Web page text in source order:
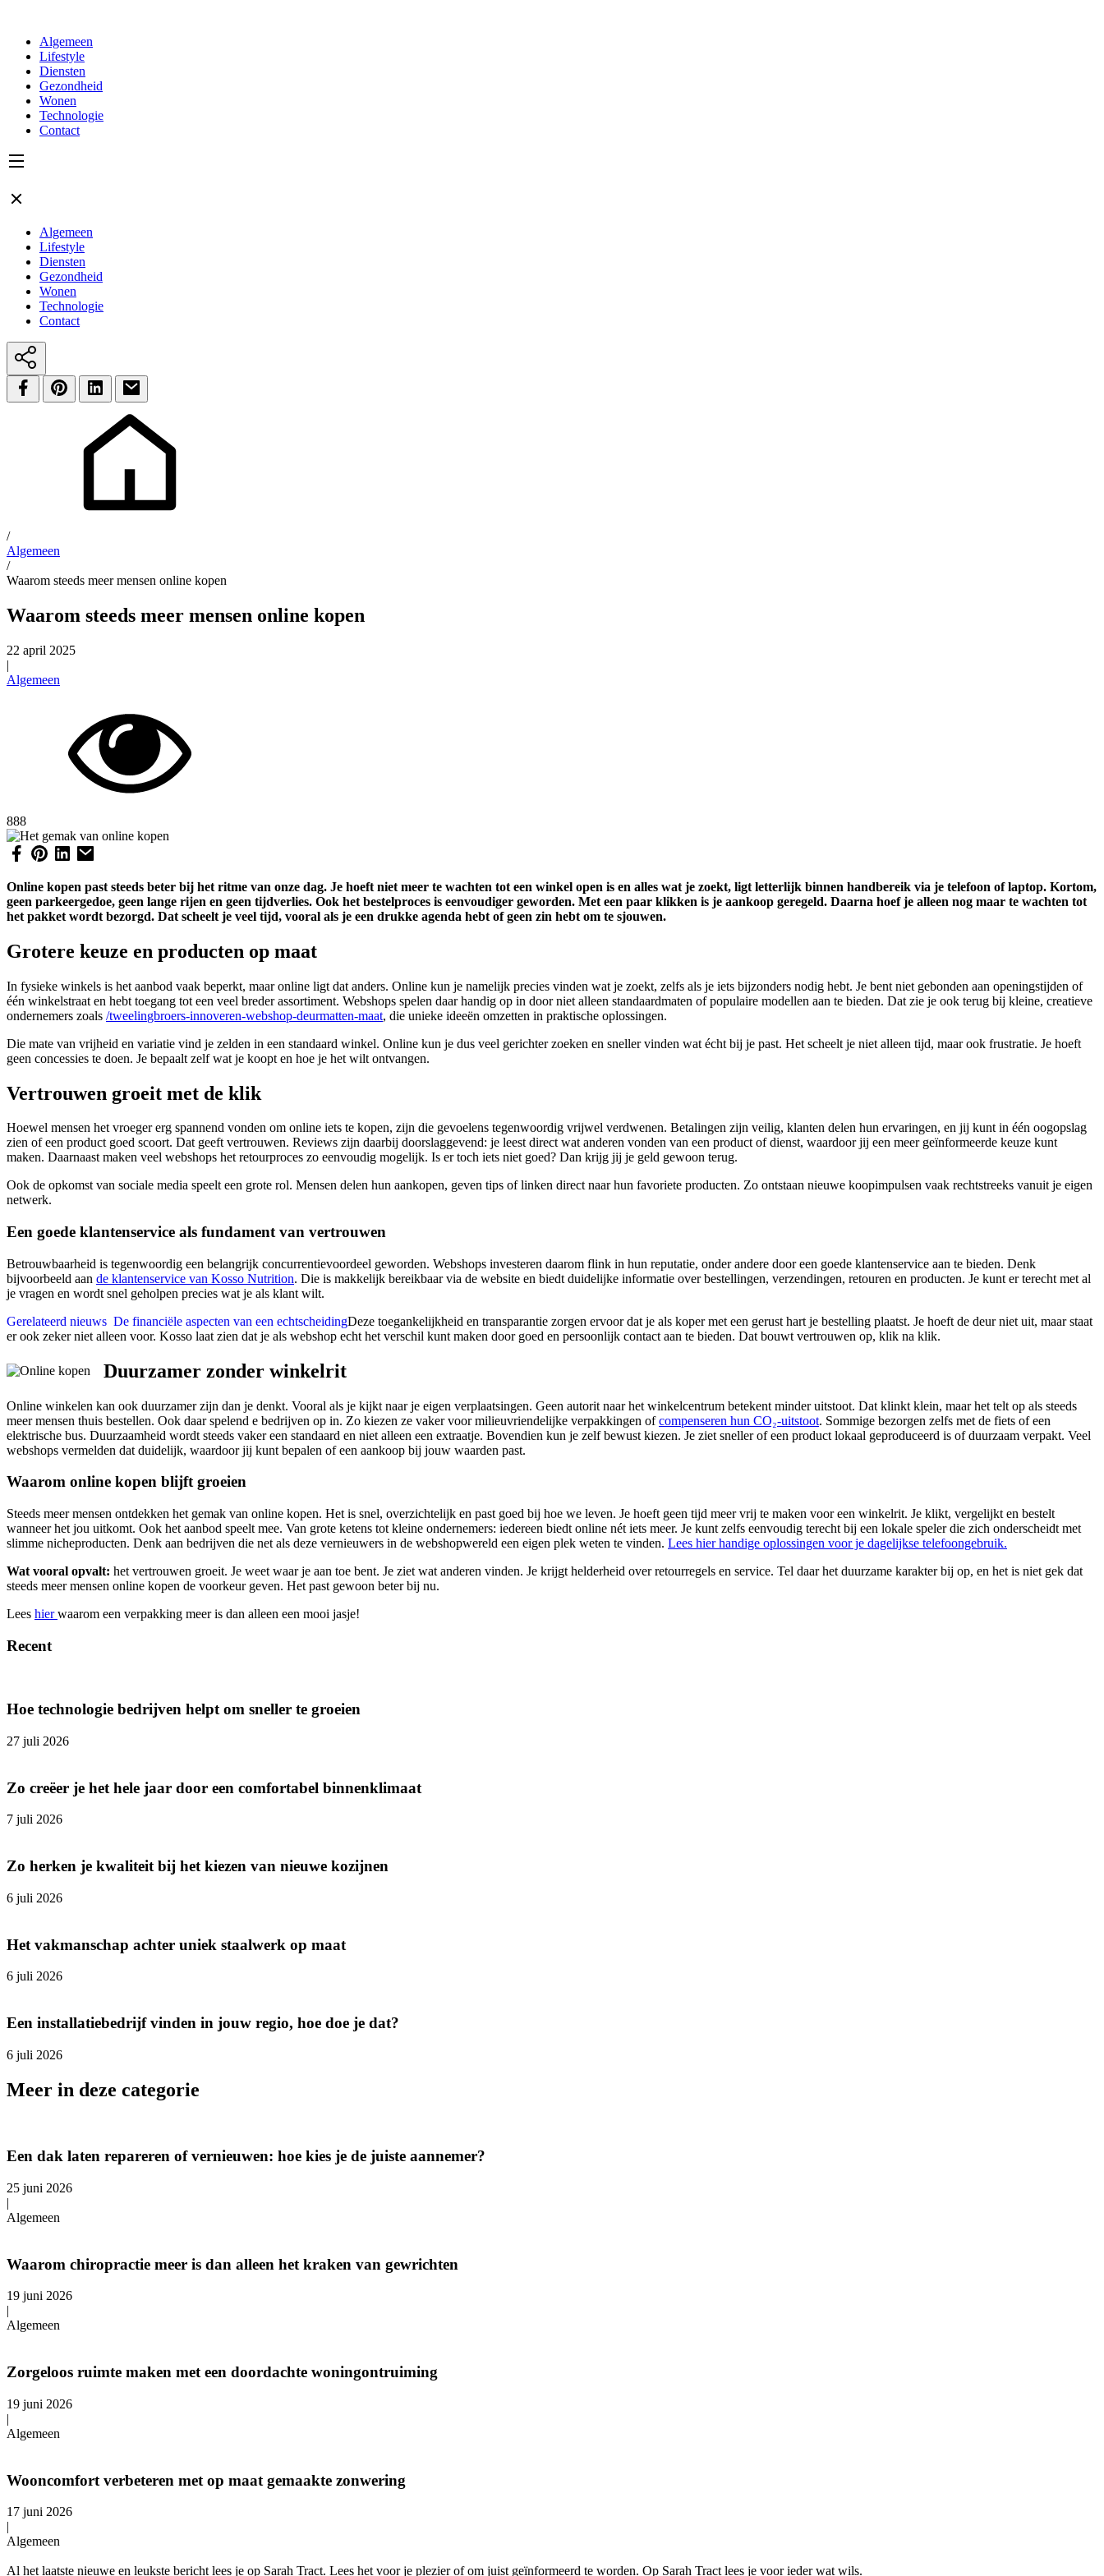
Algemeen
Lifestyle
Diensten
Gezondheid
Wonen
Technologie
Contact
Algemeen
Lifestyle
Diensten
Gezondheid
Wonen
Technologie
Contact
/
Algemeen
/
Waarom steeds meer mensen online kopen
Waarom steeds meer mensen online kopen
22 april 2025
|
Algemeen
888
Online kopen past steeds beter bij het ritme van onze dag. Je hoeft niet meer te wachten tot een winkel open is en alles wat je zoekt, ligt letterlijk binnen handbereik via je telefoon of laptop. Kortom,
geen parkeergedoe, geen lange rijen en geen tijdverlies. Ook het bestelproces is eenvoudiger geworden. Met een paar klikken is je aankoop geregeld. Daarna hoef je alleen nog maar te wachten tot
het pakket wordt bezorgd. Dat scheelt je veel tijd, vooral als je een drukke agenda hebt of geen zin hebt om te sjouwen.
Grotere keuze en producten op maat
In fysieke winkels is het aanbod vaak beperkt, maar online ligt dat anders. Online kun je namelijk precies vinden wat je zoekt, zelfs als je iets bijzonders nodig hebt. Je bent niet gebonden aan openingstijden of
één winkelstraat en hebt toegang tot een veel breder assortiment. Webshops spelen daar handig op in door niet alleen standaardmaten of populaire modellen aan te bieden. Dat zie je ook terug bij kleine, creatieve
ondernemers zoals /tweelingbroers-innoveren-webshop-deurmatten-maat, die unieke ideeën omzetten in praktische oplossingen.
Die mate van vrijheid en variatie vind je zelden in een standaard winkel. Online kun je dus veel gerichter zoeken en sneller vinden wat écht bij je past. Het scheelt je niet alleen tijd, maar ook frustratie. Je hoeft
geen concessies te doen. Je bepaalt zelf wat je koopt en hoe je het wilt ontvangen.
Vertrouwen groeit met de klik
Hoewel mensen het vroeger erg spannend vonden om online iets te kopen, zijn die gevoelens tegenwoordig vrijwel verdwenen. Betalingen zijn veilig, klanten delen hun ervaringen, en jij kunt in één oogopslag
zien of een product goed scoort. Dat geeft vertrouwen. Reviews zijn daarbij doorslaggevend: je leest direct wat anderen vonden van een product of dienst, waardoor jij een meer geïnformeerde keuze kunt
maken. Daarnaast maken veel webshops het retourproces zo eenvoudig mogelijk. Is er toch iets niet goed? Dan krijg jij je geld gewoon terug.
Ook de opkomst van sociale media speelt een grote rol. Mensen delen hun aankopen, geven tips of linken direct naar hun favoriete producten. Zo ontstaan nieuwe koopimpulsen vaak rechtstreeks vanuit je eigen
netwerk.
Een goede klantenservice als fundament van vertrouwen
Betrouwbaarheid is tegenwoordig een belangrijk concurrentievoordeel geworden. Webshops investeren daarom flink in hun reputatie, onder andere door een goede klantenservice aan te bieden. Denk
bijvoorbeeld aan de klantenservice van Kosso Nutrition. Die is makkelijk bereikbaar via de website en biedt duidelijke informatie over bestellingen, verzendingen, retouren en producten. Je kunt er terecht met al
je vragen en wordt snel geholpen precies wat je als klant wilt.
Gerelateerd nieuws De financiële aspecten van een echtscheidingDeze toegankelijkheid en transparantie zorgen ervoor dat je als koper met een gerust hart je bestelling plaatst. Je hoeft de deur niet uit, maar staat
er ook zeker niet alleen voor. Kosso laat zien dat je als webshop echt het verschil kunt maken door goed en persoonlijk contact aan te bieden. Dat bouwt vertrouwen op, klik na klik.
Duurzamer zonder winkelrit
Online winkelen kan ook duurzamer zijn dan je denkt. Vooral als je kijkt naar je eigen verplaatsingen. Geen autorit naar het winkelcentrum betekent minder uitstoot. Dat klinkt klein, maar het telt op als steeds
meer mensen thuis bestellen. Ook daar spelend e bedrijven op in. Zo kiezen ze vaker voor milieuvriendelijke verpakkingen ofcompenseren hun CO₂-uitstoot. Sommige bezorgen zelfs met de fiets of een
elektrische bus. Duurzaamheid wordt steeds vaker een standaard en niet alleen een extraatje. Bovendien kun je zelf bewust kiezen. Je ziet sneller of een product lokaal geproduceerd is of duurzaam verpakt. Veel
webshops vermelden dat duidelijk, waardoor jij kunt bepalen of een aankoop bij jouw waarden past.
Waarom online kopen blijft groeien
Steeds meer mensen ontdekken het gemak van online kopen. Het is snel, overzichtelijk en past goed bij hoe we leven. Je hoeft geen tijd meer vrij te maken voor een winkelrit. Je klikt, vergelijkt en bestelt
wanneer het jou uitkomt. Ook het aanbod speelt mee. Van grote ketens tot kleine ondernemers: iedereen biedt online nét iets meer. Je kunt zelfs eenvoudig terecht bij een lokale speler die zich onderscheidt met
slimme nicheproducten. Denk aan bedrijven die net als deze vernieuwers in de webshopwereld een eigen plek weten te vinden. Lees hier handige oplossingen voor je dagelijkse telefoongebruik.
Wat vooral opvalt: het vertrouwen groeit. Je weet waar je aan toe bent. Je ziet wat anderen vinden. Je krijgt helderheid over retourregels en service. Tel daar het duurzame karakter bij op, en het is niet gek dat
steeds meer mensen online kopen de voorkeur geven. Het past gewoon beter bij nu.
Lees hierwaarom een verpakking meer is dan alleen een mooi jasje!
Recent
Hoe technologie bedrijven helpt om sneller te groeien
27 juli 2026
Zo creëer je het hele jaar door een comfortabel binnenklimaat
7 juli 2026
Zo herken je kwaliteit bij het kiezen van nieuwe kozijnen
6 juli 2026
Het vakmanschap achter uniek staalwerk op maat
6 juli 2026
Een installatiebedrijf vinden in jouw regio, hoe doe je dat?
6 juli 2026
Meer in deze categorie
Een dak laten repareren of vernieuwen: hoe kies je de juiste aannemer?
25 juni 2026
|
Algemeen
Waarom chiropractie meer is dan alleen het kraken van gewrichten
19 juni 2026
|
Algemeen
Zorgeloos ruimte maken met een doordachte woningontruiming
19 juni 2026
|
Algemeen
Wooncomfort verbeteren met op maat gemaakte zonwering
17 juni 2026
|
Algemeen
Al het laatste nieuwe en leukste bericht lees je op Sarah Tract. Lees het voor je plezier of om juist geïnformeerd te worden. Op Sarah Tract lees je voor ieder wat wils.